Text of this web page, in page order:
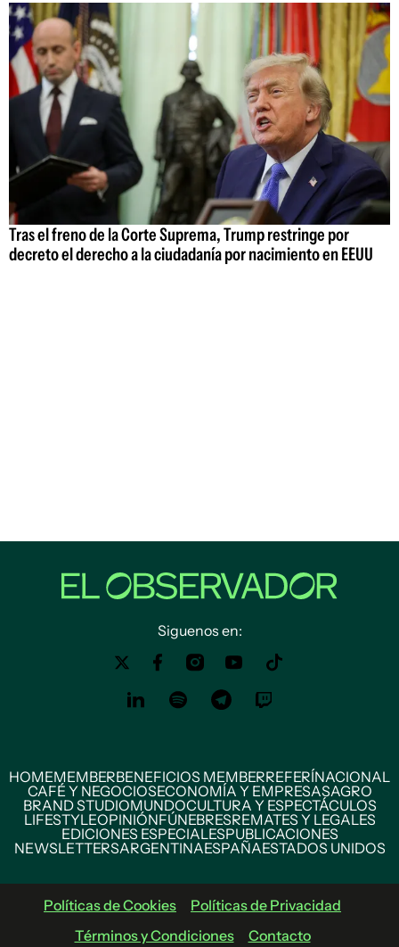
Tras el freno de la Corte Suprema, Trump restringe por
decreto el derecho a la ciudadanía por nacimiento en EEUU
Siguenos en:
HOMEMEMBERBENEFICIOS MEMBERREFERÍNACIONAL
CAFÉ Y NEGOCIOSECONOMÍA Y EMPRESASAGRO
BRAND STUDIOMUNDOCULTURA Y ESPECTÁCULOS
LIFESTYLEOPINIÓNFÚNEBRESREMATES Y LEGALES
EDICIONES ESPECIALESPUBLICACIONES
NEWSLETTERSARGENTINAESPAÑAESTADOS UNIDOS
Políticas de Cookies
Políticas de Privacidad
Términos y Condiciones
Contacto